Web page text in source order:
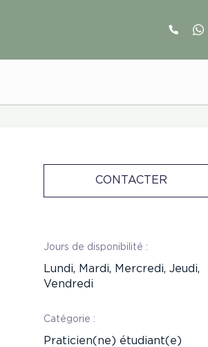
CONTACTER
Jours de disponibilité :
Lundi, Mardi, Mercredi, Jeudi,
Vendredi
Catégorie :
Praticien(ne) étudiant(e)